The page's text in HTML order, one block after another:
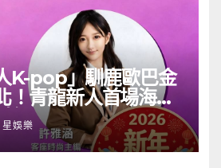
K-pop」馴鹿歐巴金
！青龍新人首場海外
星娛樂